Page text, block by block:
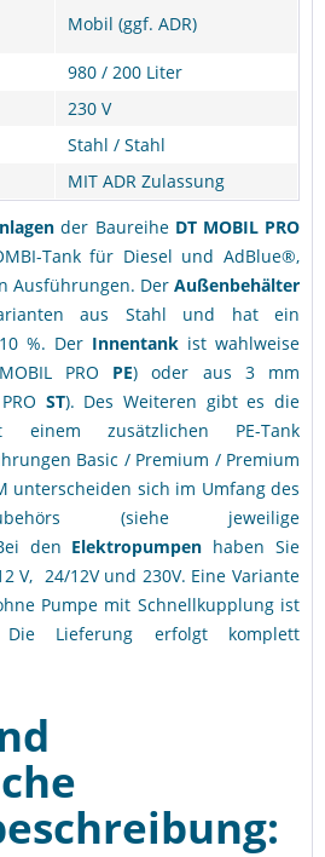
Mobil (ggf. ADR)
980 / 200 Liter
230 V
Stahl / Stahl
MIT ADR Zulassung
der Baureihe DT MOBIL PRO
Tank für Diesel und AdBlue®,
Ausführungen. Der Außenbehälter
aus Stahl und hat ein
%. Der Innentank ist wahlweise
PRO PE) oder aus 3 mm
ST). Des Weiteren gibt es die
einem zusätzlichen PE-Tank
Basic / Premium / Premium
unterscheiden sich im Umfang des
(siehe jeweilige
den Elektropumpen haben Sie
V, 24/12V und 230V. Eine Variante
Pumpe mit Schnellkupplung ist
Lieferung erfolgt komplett